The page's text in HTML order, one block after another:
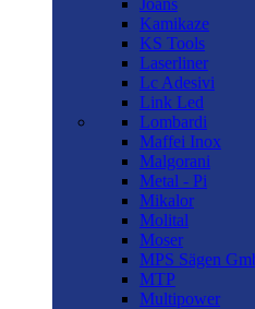
Joans
Kamikaze
KS Tools
Laserliner
Lc Adesivi
Link Led
Lombardi
Maffei Inox
Malgorani
Metal - Pi
Mikalor
Molital
Moser
MPS Sägen
MTP
Multipower